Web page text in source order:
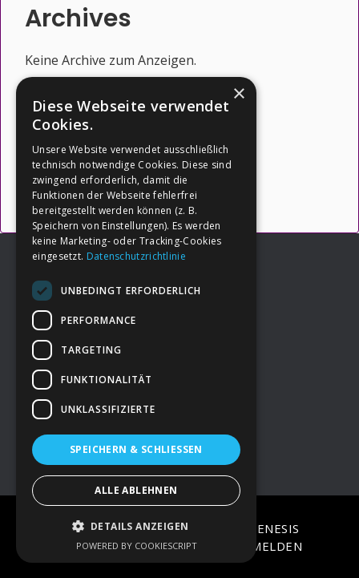
Archives
Keine Archive zum Anzeigen.
Categories
Uncategorized
Footer
→Deine Spende
→Impressum
→Kontakt zum PAO Team
COPYRIGHT © 2026 ·
GENESIS
FRAMEWORK·WORDPRESS ANMELDEN
×
Diese Webseite verwendet
Cookies.
Unsere Website verwendet ausschließlich
technisch notwendige Cookies. Diese sind
zwingend erforderlich, damit die
Funktionen der Webseite fehlerfrei
bereitgestellt werden können (z. B.
Speichern von Einstellungen). Es werden
keine Marketing- oder Tracking-Cookies
eingesetzt. Datenschutzrichtlinie
UNBEDINGT ERFORDERLICH
PERFORMANCE
TARGETING
FUNKTIONALITÄT
UNKLASSIFIZIERTE
SPEICHERN & SCHLIESSEN
ALLE ABLEHNEN
DETAILS ANZEIGEN
POWERED BY COOKIESCRIPT